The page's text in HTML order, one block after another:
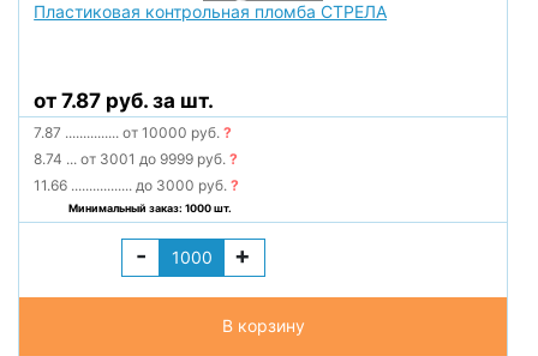
Пластиковая контрольная пломба СТРЕЛА
от 7.87 руб. за шт.
7.87 ............... от 10000 руб.?
8.74 ... от 3001 до 9999 руб.?
11.66 ................. до 3000 руб.?
Минимальный заказ: 1000 шт.
- +
В корзину